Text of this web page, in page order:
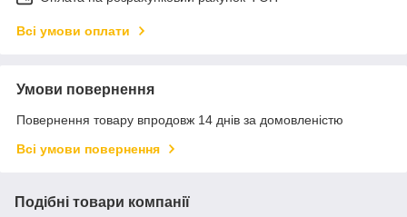
Всі умови оплати
Умови повернення
Повернення товару впродовж 14 днів за домовленістю
Всі умови повернення
Подібні товари компанії